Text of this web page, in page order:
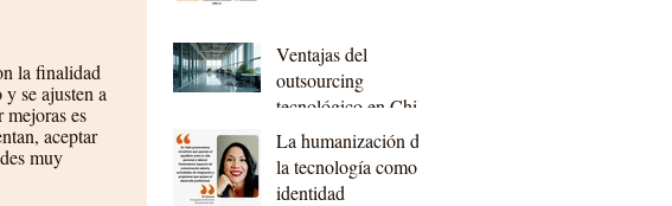
la finalidad
se ajusten a
es
aceptar
muy
Ventajas del
outsourcing
tecnológico en Chile
La humanización de
la tecnología como
identidad